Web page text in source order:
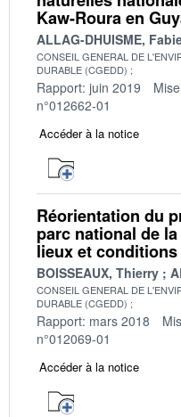
Kaw-Roura en
ALLAG-DHUISME,
CONSEIL GENERAL DE
DURABLE (CGEDD)
Rapport: juin 2019
n°012662-01
Accéder à la notice
Réorientation du
parc national de
lieux et
BOISSEAUX, Thierry
CONSEIL GENERAL DE
DURABLE (CGEDD)
Rapport: mars 2018
n°012069-01
Accéder à la notice